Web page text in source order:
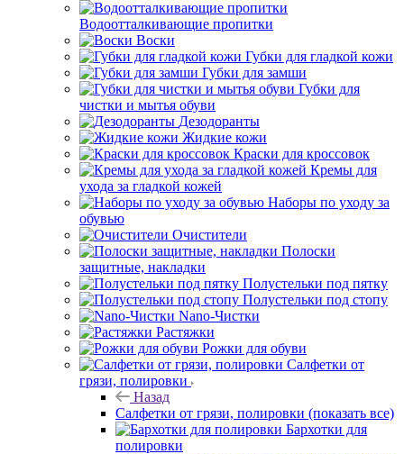
Водоотталкивающие пропитки
Воски
Губки для гладкой кожи
Губки для замши
Губки для
чистки и мытья обуви
Дезодоранты
Жидкие кожи
Краски для кроссовок
Кремы для
ухода за гладкой кожей
Наборы по уходу за
обувью
Очистители
Полоски
защитные, накладки
Полустельки под пятку
Полустельки под стопу
Nano-Чистки
Растяжки
Рожки для обуви
Салфетки от
грязи, полировки
Назад
Салфетки от грязи, полировки (показать все)
Бархотки для
полировки